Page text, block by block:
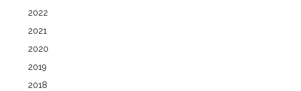
2022
2021
2020
2019
2018